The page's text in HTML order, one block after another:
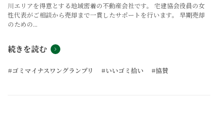
川エリアを得意とする地域密着の不動産会社です。 宅建協会役員の女
性代表がご相談から売却まで一貫したサポートを行います。 早期売却
のための...
続きを読む
#ゴミマイナスワングランプリ #いいゴミ拾い #協賛